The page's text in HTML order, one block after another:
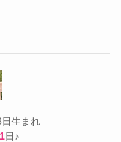
生まれ
1日♪